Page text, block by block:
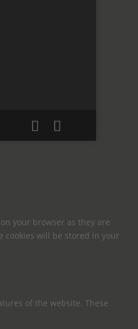
your browser as they are
cookies will be stored in your
of the website. These